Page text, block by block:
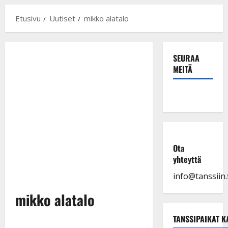
Etusivu
Uutiset mikko alatalo
mikko alatalo
SEURAA
MEITÄ
Ota
yhteyttä
TANSSIPAIKAT